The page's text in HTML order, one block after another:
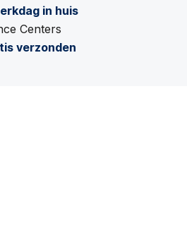
in huis
Centers
verzonden